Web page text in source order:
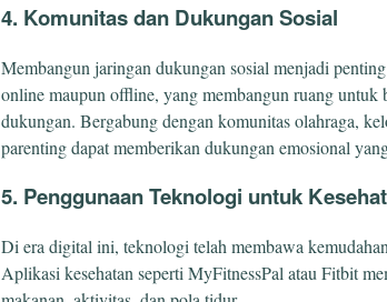
4. Komunitas dan Dukungan Sosial
Membangun jaringan dukungan sosial menjadi
online maupun offline, yang membangun ruang untuk
dukungan. Bergabung dengan komunitas olahraga,
parenting dapat memberikan dukungan emosional
5. Penggunaan Teknologi untuk
Di era digital ini, teknologi telah membawa
Aplikasi kesehatan seperti MyFitnessPal atau Fitbit